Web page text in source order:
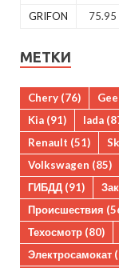
GRIFON
75.95
МЕТКИ
Chery (76)
Kia (91) lada
Renault (51)
Volkswagen (85)
ГИБДД (91)
Происшествия
Техосмотр (80)
Электросамокат